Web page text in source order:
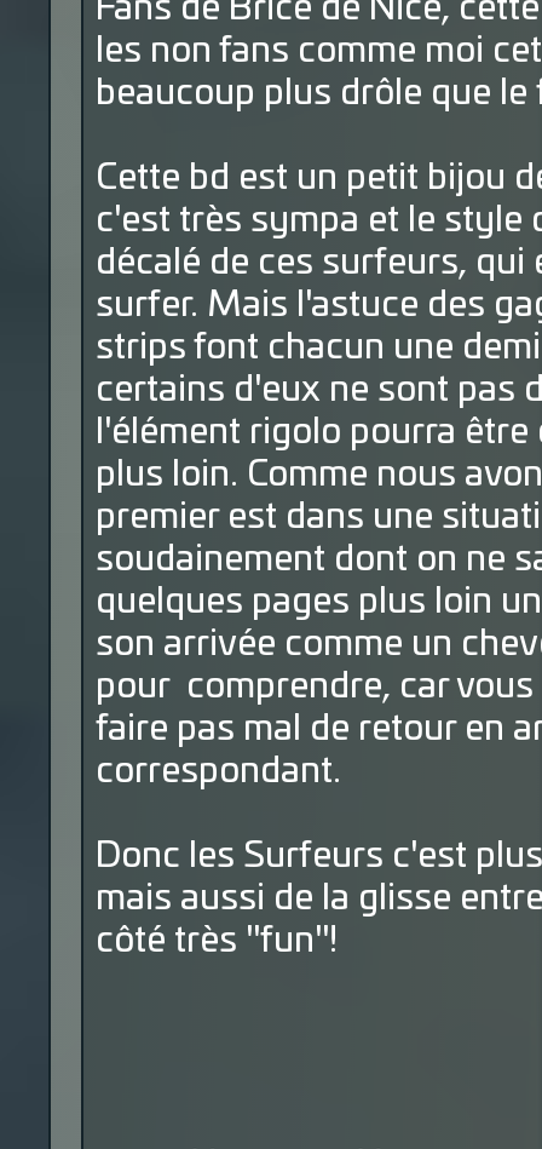
Fans de Brice de Nice,
les non fans comme moi
beaucoup plus drôle que le
Cette bd est un petit bijou
c'est très sympa et le style
décalé de ces surfeurs,
surfer. Mais l'astuce des
strips font chacun une
certains d'eux ne sont pas
l'élément rigolo pourra
plus loin. Comme nous
premier est dans une
soudainement dont on ne
quelques pages plus loin
son arrivée comme un
pour comprendre, car
faire pas mal de retour en
correspondant.
Donc les Surfeurs c'est
mais aussi de la glisse
côté très "fun"!